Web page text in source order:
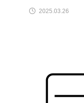
2025.03.26